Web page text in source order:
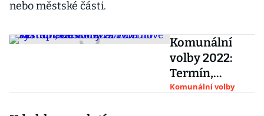
nebo městské části.
Komunální
volby 2022:
Termín,
kandidáti a
Komunální volby